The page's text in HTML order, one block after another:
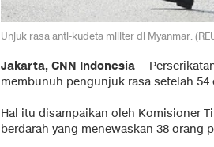
Unjuk rasa anti-kudeta militer di Myanmar.
Jakarta, CNN Indonesia --
membunuh pengunjuk rasa setelah
Hal itu disampaikan oleh Komisioner
berdarah yang menewaskan 38 orang